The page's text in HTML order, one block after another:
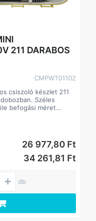
211 DARABOS
CMPWT01102
csiszoló készlet 211
Széles
befogási méret
26 977,80 Ft
34 261,81 Ft
db